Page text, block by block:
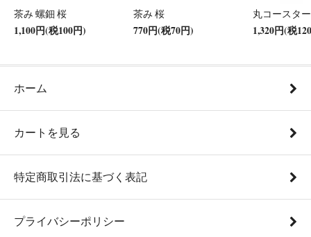
茶み 螺鈿 桜
1,100円(税100円)
茶み 桜
770円(税70円)
丸コースタ
1,320円(税
ホーム
カートを見る
特定商取引法に基づく表記
プライバシーポリシー